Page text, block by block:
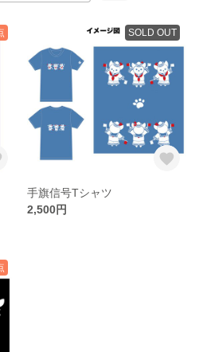
SOLD OUT
手旗信号Tシャツ
2,500円